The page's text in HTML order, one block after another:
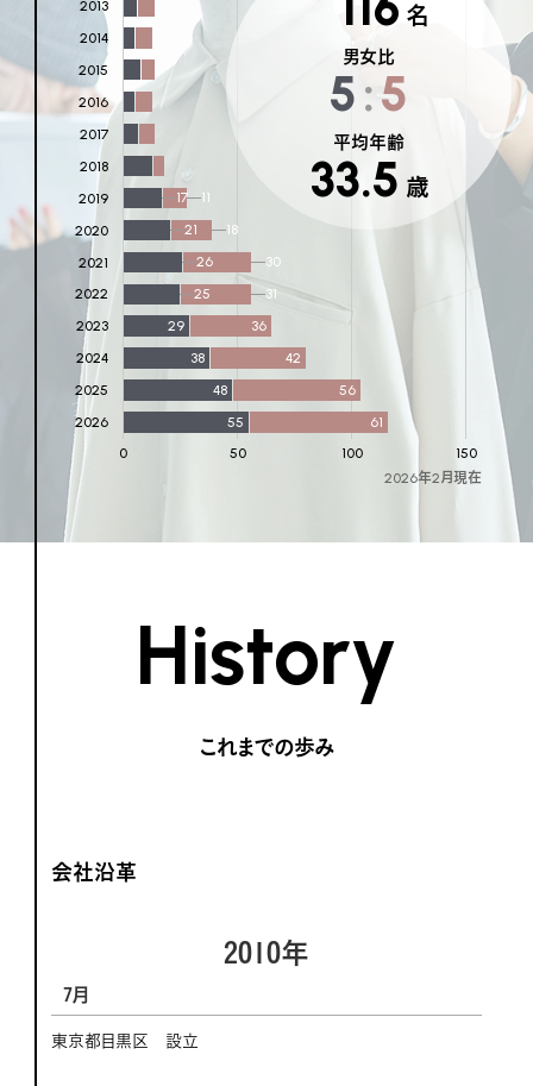
0 50 100 150
2013
2014
2015
2016
2017
2018
2019
2020
2021
2022
2023
2024
2025
2026
17
21
26
25
29
38
48
55
11
18
30
31
36
42
56
61
2026年2月現在
名
男女比
5:5
平均年齢
33.5 歳
History
これまでの歩み
会社沿革
2010年
東京都目黒区 設立
7月